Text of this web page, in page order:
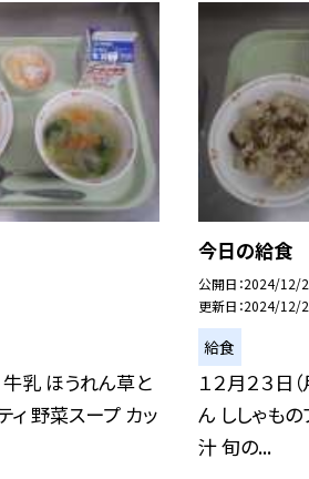
牛乳 ほうれん草と
ィ 野菜スープ カッ
今日の給食
公開日 2024/12/
更新日 2024/12/
給食
１２月２３日
ん ししゃも
汁 旬の...